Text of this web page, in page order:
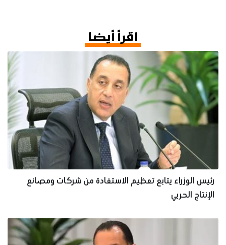
اقرأ أيضا
رئيس الوزراء يتابع تعظيم الاستفادة من شركات ومصانع
الإنتاج الحربي